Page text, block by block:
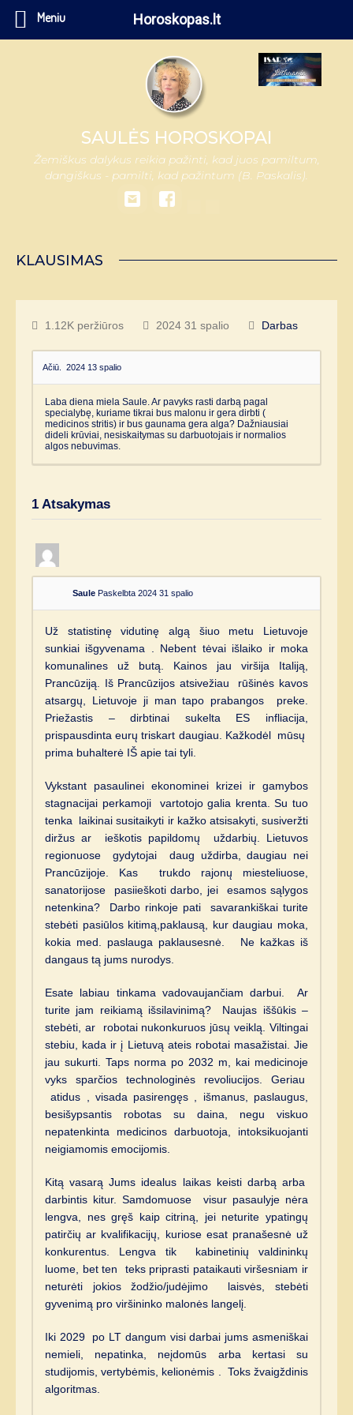
SAULĖS HOROSKOPAI
Žemiškus dalykus reikia pažinti, kad juos pamiltum,
dangiškus - pamilti, kad pažintum (B. Paskalis).
KLAUSIMAS
1.12K peržiūros 2024 31 spalio Darbas
Ačiū. 2024 13 spalio
Laba diena miela Saule. Ar pavyks rasti darbą pagal
specialybę, kuriame tikrai bus malonu ir gera dirbti (
medicinos stritis) ir bus gaunama gera alga? Dažniausiai
dideli krūviai, nesiskaitymas su darbuotojais ir normalios
algos nebuvimas.
1 Atsakymas
Saule Paskelbta 2024 31 spalio
Už statistinę vidutinę algą šiuo metu Lietuvoje
sunkiai išgyvenama . Nebent tėvai išlaiko ir moka
komunalines už butą. Kainos jau viršija Italiją,
Prancūziją. Iš Prancūzijos atsivežiau rūšinės kavos
atsargų, Lietuvoje ji man tapo prabangos preke.
Priežastis – dirbtinai sukelta ES infliacija,
prispausdinta eurų triskart daugiau. Kažkodėl mūsų
prima buhalterė IŠ apie tai tyli.
Vykstant pasaulinei ekonominei krizei ir gamybos
stagnacijai perkamoji vartotojo galia krenta. Su tuo
tenka laikinai susitaikyti ir kažko atsisakyti, susiveržti
diržus ar ieškotis papildomų uždarbių. Lietuvos
regionuose gydytojai daug uždirba, daugiau nei
Prancūzijoje. Kas trukdo rajonų miesteliuose,
sanatorijose pasiieškoti darbo, jei esamos sąlygos
netenkina? Darbo rinkoje pati savarankiškai turite
stebėti pasiūlos kitimą,paklausą, kur daugiau moka,
kokia med. paslauga paklausesnė. Ne kažkas iš
dangaus tą jums nurodys.
Esate labiau tinkama vadovaujančiam darbui. Ar
turite jam reikiamą išsilavinimą? Naujas iššūkis –
stebėti, ar robotai nukonkuruos jūsų veiklą. Viltingai
stebiu, kada ir į Lietuvą ateis robotai masažistai. Jie
jau sukurti. Taps norma po 2032 m, kai medicinoje
vyks sparčios technologinės revoliucijos. Geriau
atidus , visada pasirengęs , išmanus, paslaugus,
besišypsantis robotas su daina, negu viskuo
nepatenkinta medicinos darbuotoja, intoksikuojanti
neigiamomis emocijomis.
Kitą vasarą Jums idealus laikas keisti darbą arba
darbintis kitur. Samdomuose visur pasaulyje nėra
lengva, nes gręš kaip citriną, jei neturite ypatingų
patirčių ar kvalifikacijų, kuriose esat pranašesnė už
konkurentus. Lengva tik kabinetinių valdininkų
luome, bet ten teks priprasti pataikauti viršesniam ir
neturėti jokios žodžio/judėjimo laisvės, stebėti
gyvenimą pro viršininko malonės langelį.
Iki 2029 po LT dangum visi darbai jums asmeniškai
nemieli, nepatinka, neįdomūs arba kertasi su
studijomis, vertybėmis, kelionėmis . Toks žvaigždinis
algoritmas.
Meniu Horoskopas.lt